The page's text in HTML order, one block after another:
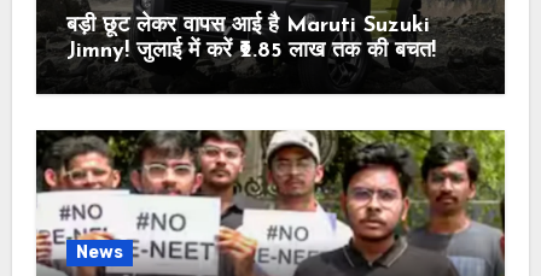
बड़ी छूट लेकर वापस आई है Maruti Suzuki
Jimny! जुलाई में करें ₹2.85 लाख तक की बचत!
News